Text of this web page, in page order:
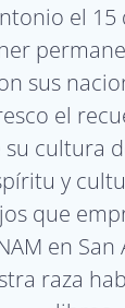
el
sus
el
su cultura
y
que
en San
raza